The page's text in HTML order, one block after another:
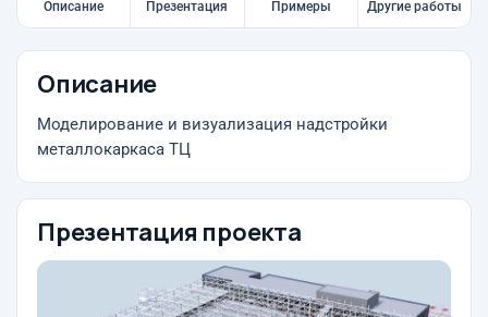
Описание Презентация Примеры Другие работы
Описание
Моделирование и визуализация надстройки
металлокаркаса ТЦ
Презентация проекта